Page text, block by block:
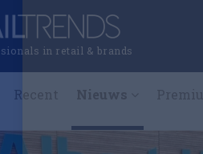
in retail & brands
Recent Nieuws